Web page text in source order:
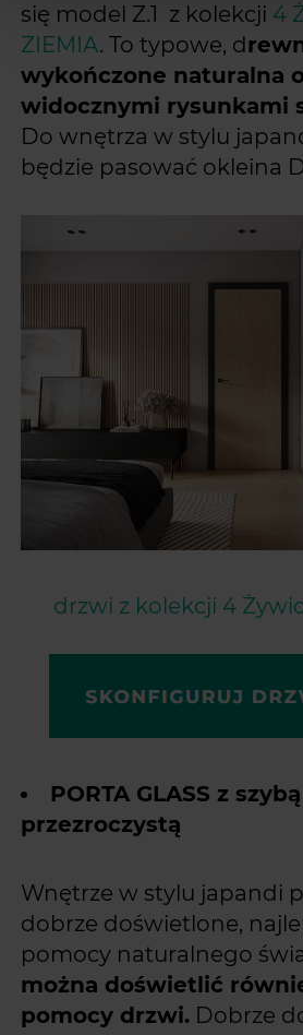
się model Z.1 z kolekcji 4
ZIEMIA. To typowe, d
wykończone naturalna
widocznymi rysunkami
Do wnętrza w stylu
będzie pasować okleina
drzwi z kolekcji 4
PORTA GLASS z szybą
przezroczystą
Wnętrze w stylu japandi
dobrze doświetlone,
pomocy naturalnego
można doświetlić
pomocy drzwi. Dobrze